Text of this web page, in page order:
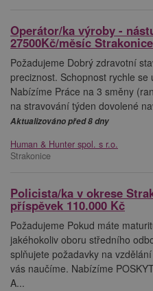
Operátor/ka výroby -
27500Kč/měsíc Strakonice
Požadujeme Dobrý zdravotní
preciznost. Schopnost rychle se
Nabízíme Práce na 3 směny
na stravování týden dovolené
Aktualizováno před 8 dny
Human & Hunter spol. s r.o.
Strakonice
Policista/ka v okrese
příspěvek 110.000 Kč
Požadujeme Pokud máte
jakéhokoliv oboru středního
splňujete požadavky na
vás naučíme. Nabízíme
A...